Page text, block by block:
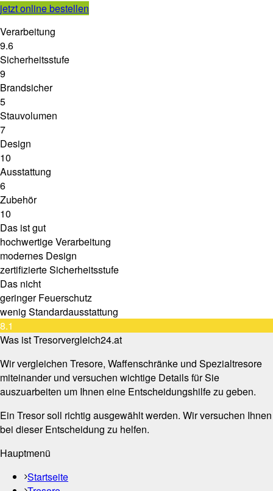
jetzt online bestellen
Verarbeitung
9.6
Sicherheitsstufe
9
Brandsicher
5
Stauvolumen
7
Design
10
Ausstattung
6
Zubehör
10
Das ist gut
hochwertige Verarbeitung
modernes Design
zertifizierte Sicherheitsstufe
Das nicht
geringer Feuerschutz
wenig Standardausstattung
8.1
Was ist Tresorvergleich24.at
Wir vergleichen Tresore, Waffenschränke und Spezialtresore
miteinander und versuchen wichtige Details für Sie
auszuarbeiten um Ihnen eine Entscheidungshilfe zu geben.
Ein Tresor soll richtig ausgewählt werden. Wir versuchen Ihnen
bei dieser Entscheidung zu helfen.
Hauptmenü
Startseite